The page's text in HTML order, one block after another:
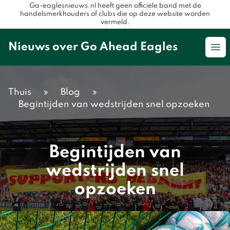
Ga-eaglesnieuws.nl heeft geen officiële band met de
handelsmerkhouders of clubs die op deze website worden
vermeld.
Nieuws over Go Ahead Eagles
Thuis » Blog
»
Begintijden van wedstrijden snel opzoeken
Begintijden van
wedstrijden snel
opzoeken